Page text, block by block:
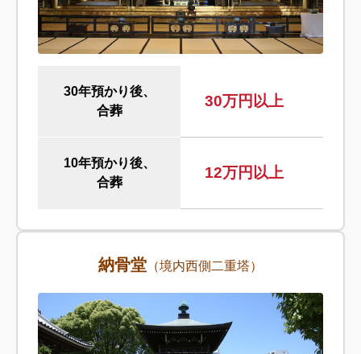
30年預かり後、
合葬
30万円以上
10年預かり後、
合葬
12万円以上
納骨堂 （境内西側二重塔）